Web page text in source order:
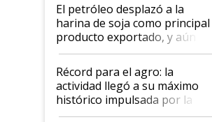
El petróleo desplazó a la
harina de soja como principal
producto exportado, y aún así
el agro aportó casi seis de
diez dólares y sostuvo el
liderazgo en un semestre
récord
Récord para el agro: la
actividad llegó a su máximo
histórico impulsada por la
cosecha y las exportaciones